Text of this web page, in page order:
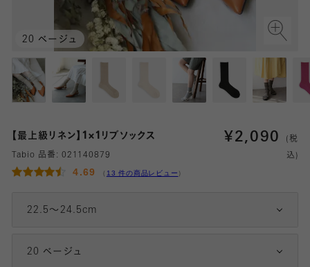
20 ベージュ
【最上級リネン】1×1リブソックス
Tabio 品番: 021140879
4.69 （ 13 件の商品レビュー ）
¥2,090
(税
込)
22.5～24.5cm
20 ベージュ